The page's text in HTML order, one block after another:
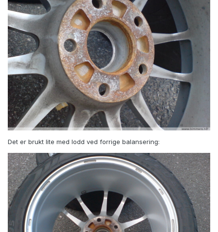
Det er brukt lite med lodd ved forrige balansering: